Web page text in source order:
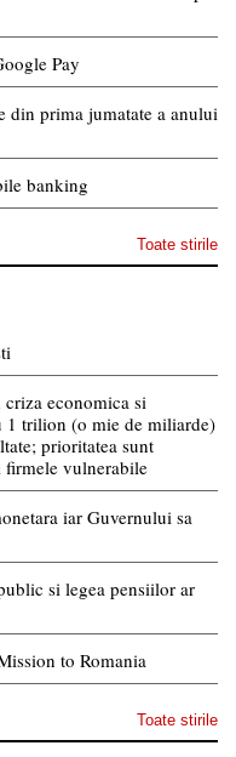
Pay
din prima jumatate a anului
banking
Toate stirile
economica si
1 trilion (o mie de miliarde)
prioritatea sunt
vulnerabile
iar Guvernului sa
si legea pensiilor ar
to Romania
Toate stirile